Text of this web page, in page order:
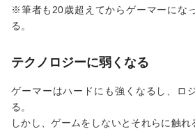
※筆者も20歳超えてからゲーマーにな
る。
テクノロジーに弱くなる
ゲーマーはハードにも強くなるし、ロ
る。
しかし、ゲームをしないとそれらに触